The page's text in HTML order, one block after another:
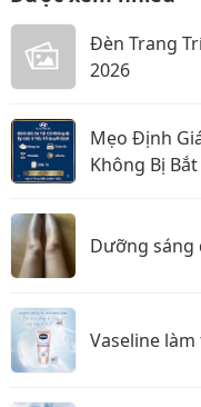
Đèn Trang
2026
Mẹo Định
Không Bị Bắt
Dưỡng sáng
Vaseline